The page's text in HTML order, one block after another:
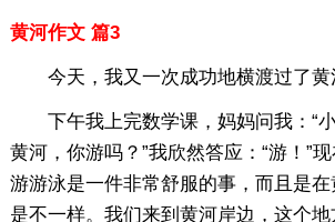
黄河作文 篇3
今天，我又一次成功地横渡过了黄
下午我上完数学课，妈妈问我：“
黄河，你游吗？”我欣然答应：“游！”
游游泳是一件非常舒服的事，而且是
是不一样。我们来到黄河岸边，这个